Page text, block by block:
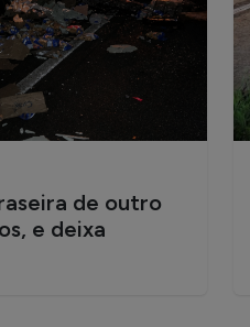
de outro
e deixa